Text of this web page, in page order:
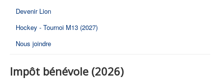
Devenir Lion
Hockey - Tournoi M13 (2027)
Nous joindre
Impôt bénévole (2026)